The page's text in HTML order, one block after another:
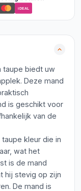
iDEAL
taupe biedt uw
Deze mand
is geschikt voor
van de
kleur die in
wat het
is de mand
hij stevig op zijn
De mand is